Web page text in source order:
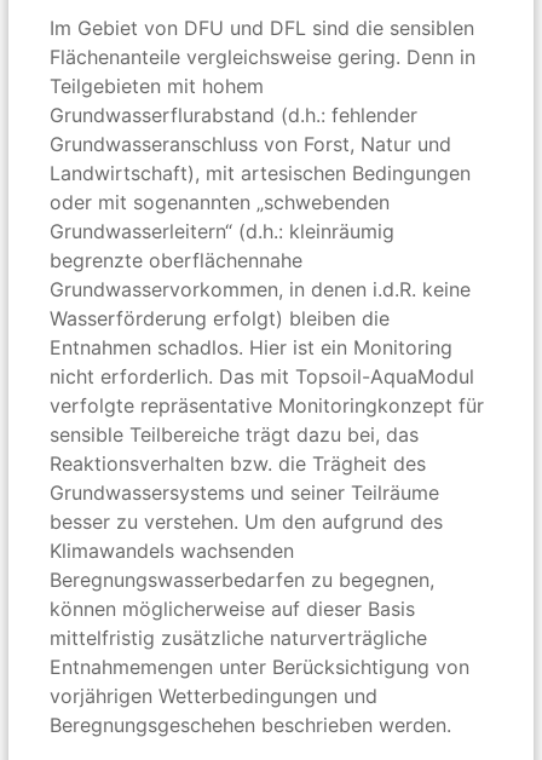
Im Gebiet von DFU und DFL sind die sensiblen
Flächenanteile vergleichsweise gering. Denn in
Teilgebieten mit hohem
Grundwasserflurabstand (d.h.: fehlender
Grundwasseranschluss von Forst, Natur und
Landwirtschaft), mit artesischen Bedingungen
oder mit sogenannten „schwebenden
Grundwasserleitern“ (d.h.: kleinräumig
begrenzte oberflächennahe
Grundwasservorkommen, in denen i.d.R. keine
Wasserförderung erfolgt) bleiben die
Entnahmen schadlos. Hier ist ein Monitoring
nicht erforderlich. Das mit Topsoil-AquaModul
verfolgte repräsentative Monitoringkonzept für
sensible Teilbereiche trägt dazu bei, das
Reaktionsverhalten bzw. die Trägheit des
Grundwassersystems und seiner Teilräume
besser zu verstehen. Um den aufgrund des
Klimawandels wachsenden
Beregnungswasserbedarfen zu begegnen,
können möglicherweise auf dieser Basis
mittelfristig zusätzliche naturverträgliche
Entnahmemengen unter Berücksichtigung von
vorjährigen Wetterbedingungen und
Beregnungsgeschehen beschrieben werden.